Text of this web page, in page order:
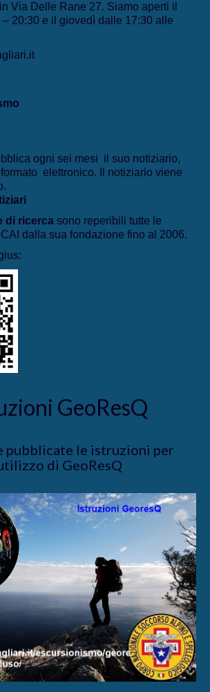
Via Delle Rane 27. Siamo aperti il
– 20:30 e il giovedì dalle 17:30 alle
ogni sei mesi il suo notiziario,
elettronico. Il notiziario viene
di ricerca sono reperibili tutte le
dalla sua fondazione fino al 2006.
GeoResQ
pubblicate le istruzioni per
di GeoResQ